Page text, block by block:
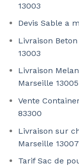
13003
Devis Sable a
Livraison
13003
Livraison
Marseille 13005
Vente
83300
Livraison sur
Marseille 13007
Tarif Sac de